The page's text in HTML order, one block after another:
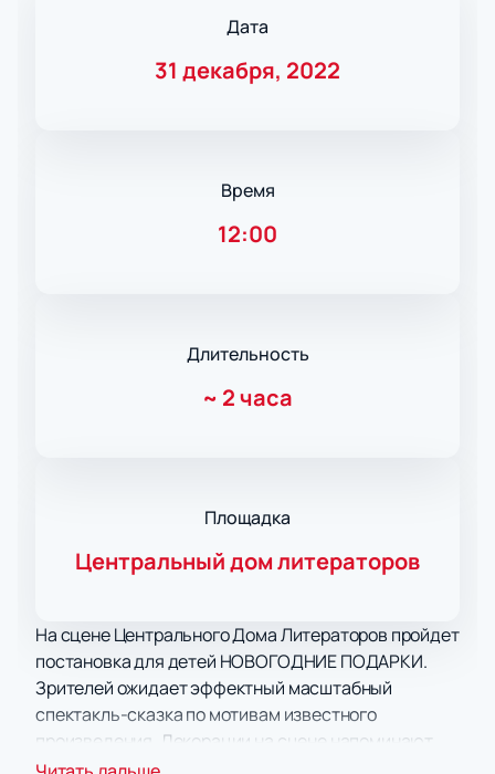
Дата
31 декабря, 2022
Время
12:00
Длительность
~ 2 часа
Площадка
Центральный дом литераторов
На сцене Центрального Дома Литераторов пройдет
постановка для детей НОВОГОДНИЕ ПОДАРКИ.
Зрителей ожидает эффектный масштабный
спектакль-сказка по мотивам известного
произведения. Декорации на сцене напоминают
иллюстрации к книге сказок, а музыка и освещение